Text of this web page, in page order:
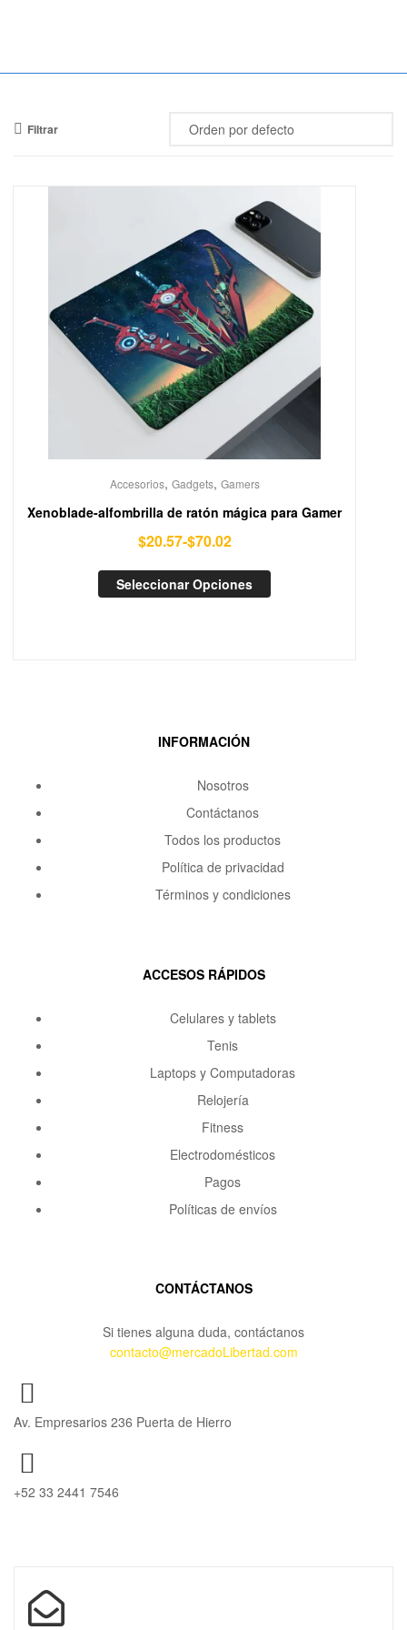
Filtrar
Accesorios, Gadgets, Gamers
Xenoblade-alfombrilla de ratón mágica para Gamer
$20.57-$70.02
Seleccionar Opciones
INFORMACIÓN
Nosotros
Contáctanos
Todos los productos
Política de privacidad
Términos y condiciones
ACCESOS RÁPIDOS
Celulares y tablets
Tenis
Laptops y Computadoras
Relojería
Fitness
Electrodomésticos
Pagos
Políticas de envíos
CONTÁCTANOS
Si tienes alguna duda, contáctanos
contacto@mercadoLibertad.com
Av. Empresarios 236 Puerta de Hierro
+52 33 2441 7546